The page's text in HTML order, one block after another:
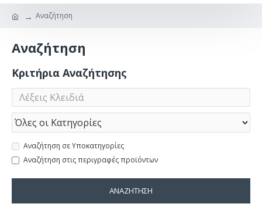
Αναζήτηση
Αναζήτηση
Κριτήρια Αναζήτησης
Αναζήτηση σε Υποκατηγορίες
Αναζήτηση στις περιγραφές προϊόντων
ΑΝΑΖΉΤΗΣΗ